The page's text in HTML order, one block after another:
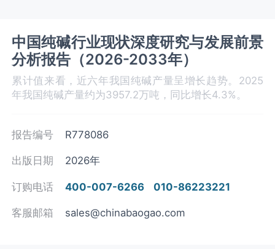
中国纯碱行业现状深度研究与发展前景
分析报告（2026-2033年）
累计值来看，近六年我国纯碱产量呈增长趋势。2025
年我国纯碱产量约为3957.2万吨，同比增长4.3%。
报告编号 R778086
出版日期 2026年
订购电话 400-007-6266 010-86223221
客服邮箱 sales@chinabaogao.com